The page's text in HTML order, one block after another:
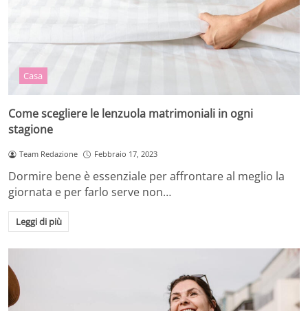
Casa
Come scegliere le lenzuola matrimoniali in ogni
stagione
Team Redazione Febbraio 17, 2023
Dormire bene è essenziale per affrontare al meglio la
giornata e per farlo serve non…
Leggi di più